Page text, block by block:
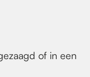
of in een